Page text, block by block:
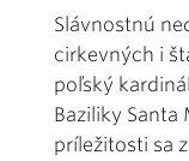
Slávnostnú
cirkevných i
poľský
Baziliky Santa
príležitosti sa